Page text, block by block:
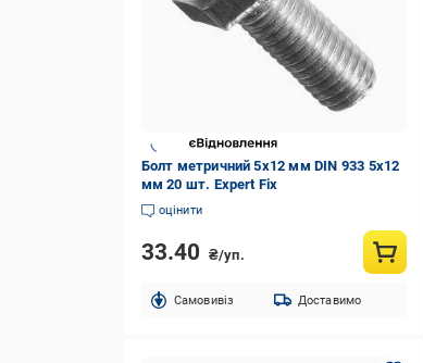
Болт метричний 5х12 мм DIN 933 5x12
мм 20 шт. Expert Fix
оцінити
33.40 ₴/уп.
Cамовивіз Доставимо